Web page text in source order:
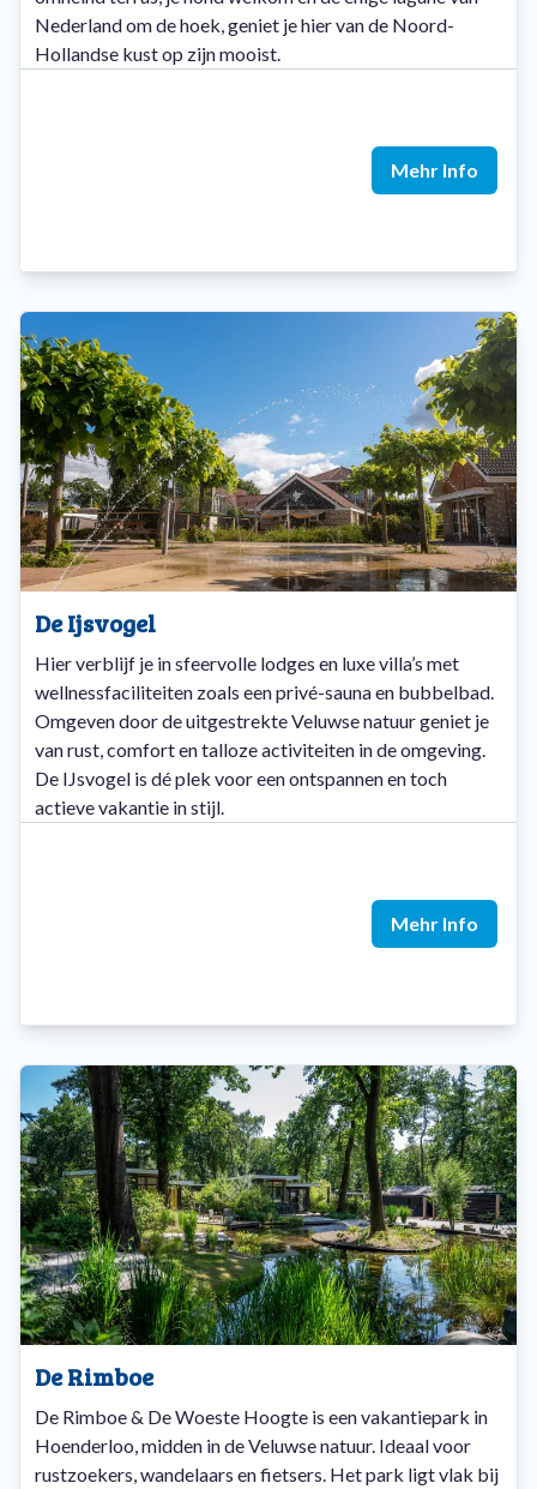
Nederland om de hoek, geniet je hier van de Noord-
Hollandse kust op zijn mooist.
Mehr Info
De Ijsvogel
Hier verblijf je in sfeervolle lodges en luxe villa’s met
wellnessfaciliteiten zoals een privé-sauna en bubbelbad.
Omgeven door de uitgestrekte Veluwse natuur geniet je
van rust, comfort en talloze activiteiten in de omgeving.
De IJsvogel is dé plek voor een ontspannen en toch
actieve vakantie in stijl.
Mehr Info
De Rimboe
De Rimboe & De Woeste Hoogte is een vakantiepark in
Hoenderloo, midden in de Veluwse natuur. Ideaal voor
rustzoekers, wandelaars en fietsers. Het park ligt vlak bij